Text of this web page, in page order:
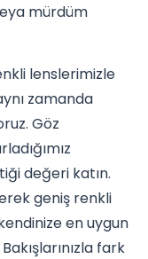
mürdüm
lenslerimizle
zamanda
Göz
değeri katın.
geniş renkli
en uygun
fark